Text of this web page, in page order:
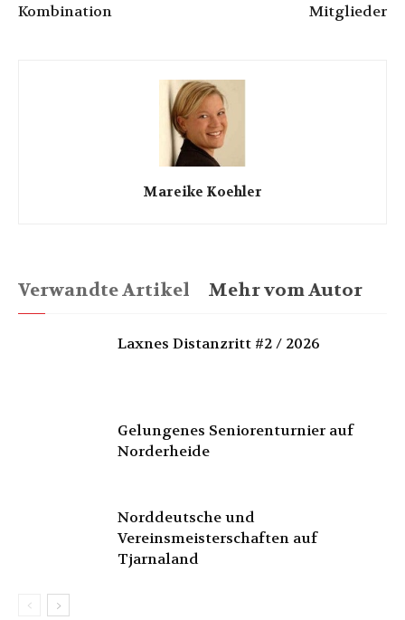
Kombination
Mitglieder
Mareike Koehler
Verwandte Artikel Mehr vom Autor
Laxnes Distanzritt #2 / 2026
Gelungenes Seniorenturnier auf
Norderheide
Norddeutsche und
Vereinsmeisterschaften auf
Tjarnaland